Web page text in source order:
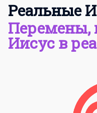
Реальные
Перемены,
Иисус в